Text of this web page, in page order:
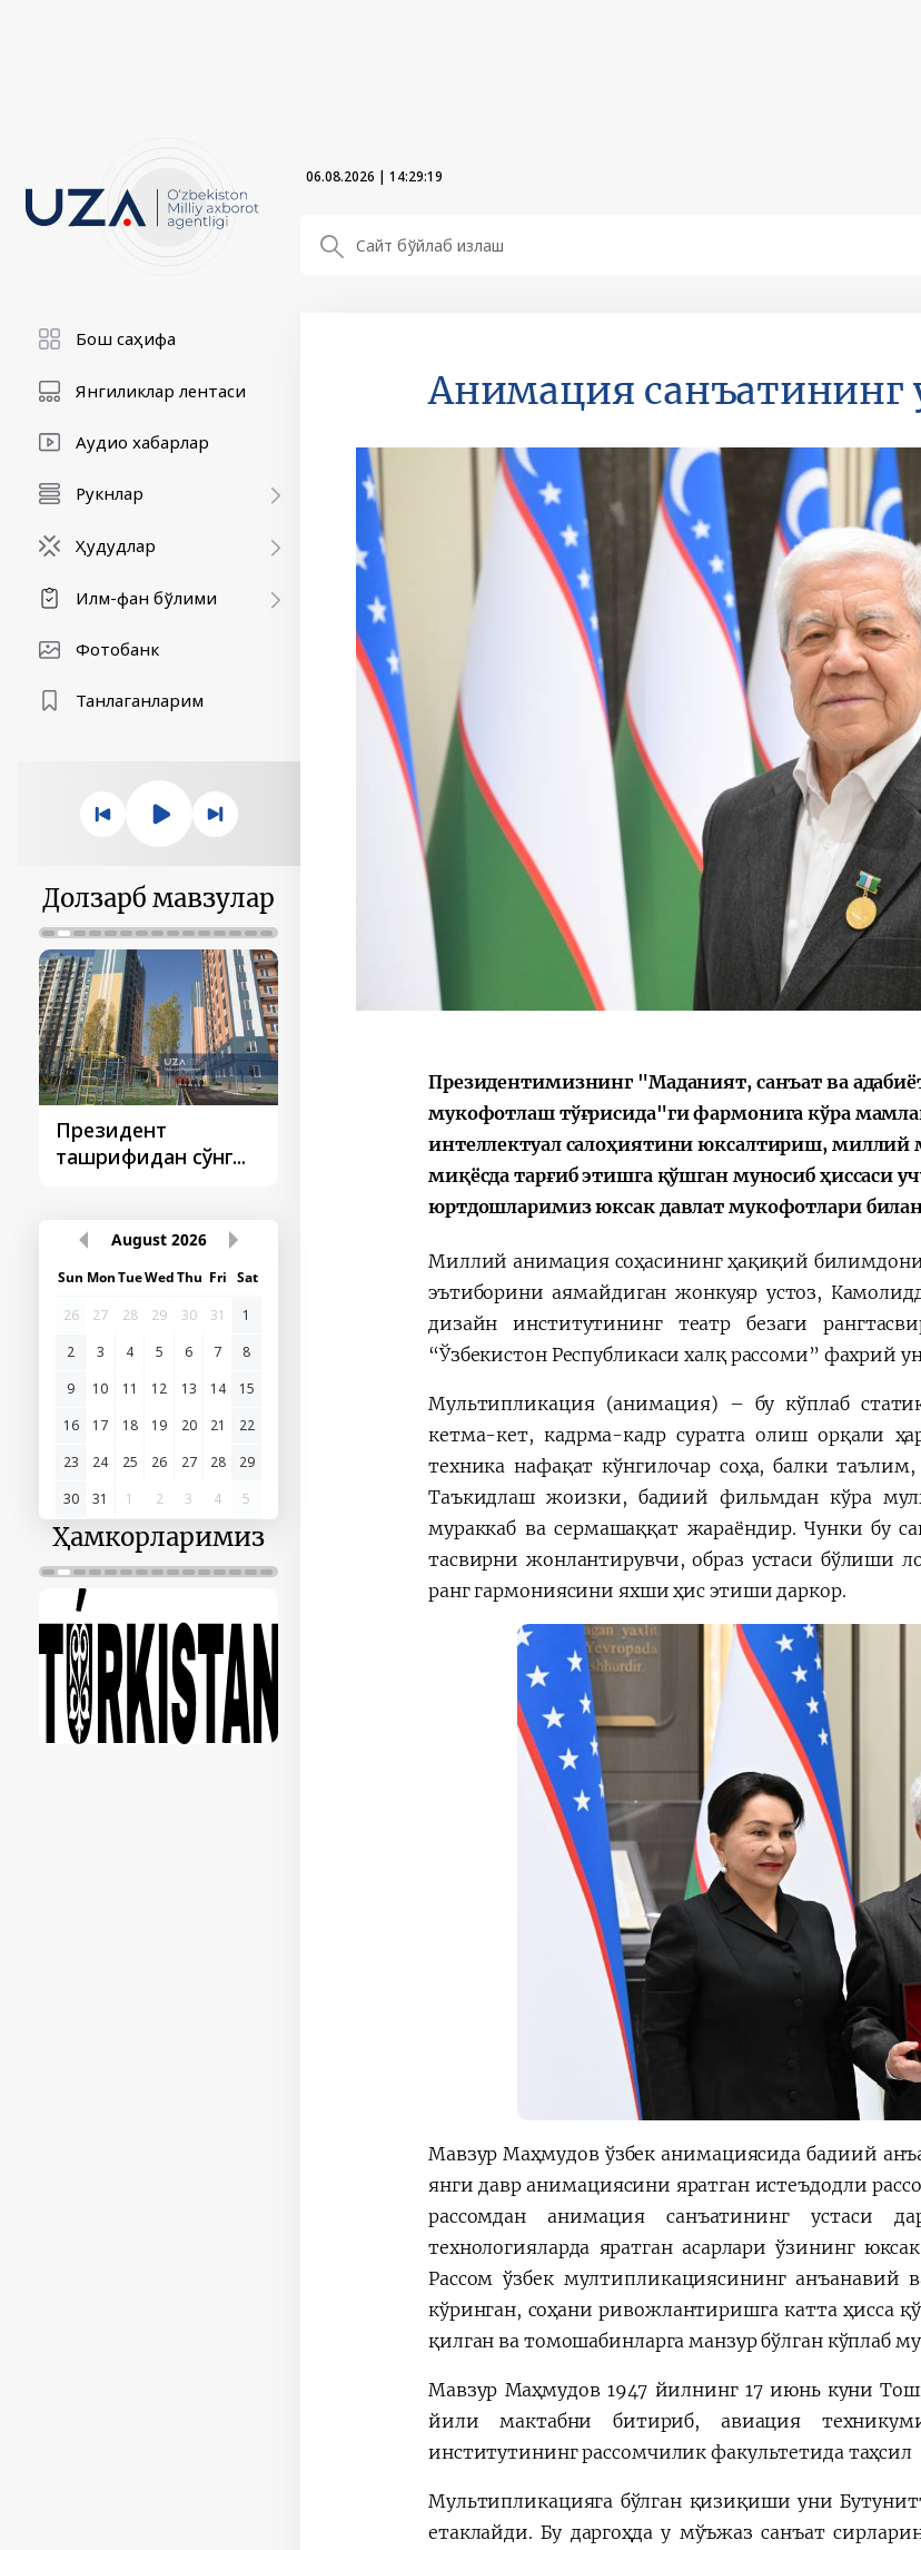
06.08.2026 | 14:29:20
Бош саҳифа
Янгиликлар лентаси
Аудио хабарлар
Рукнлар
Ҳудудлар
Илм-фан бўлими
Фотобанк
Танлаганларим
Долзарб мавзулар
Президент
ташрифидан сўнг...
ташрифлари
Қарор ва ижро
August 2026
Sun MonTueWedThu Fri Sat
26
27 28 29 30 31
1
2
3 4 5 6 7
8
9
10 11 12 13 14
15
16
17 18 19 20 21
22
23
24 25 26 27 28
29
30
31 1 2 3 4 5
Ҳамкорларимиз
Анимация санъатининг
Президентимизнинг "Маданият, санъат ва
мукофотлаш тўғрисида"ги фармонига кўра
интеллектуал салоҳиятини юксалтириш,
миқёсда тарғиб этишга қўшган муносиб ҳиссаси
юртдошларимиз юксак давлат мукофотлари
Миллий анимация соҳасининг ҳақиқий
эътиборини аямайдиган жонкуяр устоз,
дизайн институтининг театр безаги
“Ўзбекистон Республикаси халқ рассоми” фахрий
Мультипликация (анимация) – бу кўплаб
кетма-кет, кадрма-кадр суратга олиш орқали
техника нафақат кўнгилочар соҳа, балки
Таъкидлаш жоизки, бадиий фильмдан кўра
мураккаб ва сермашаққат жараёндир. Чунки бу
тасвирни жонлантирувчи, образ устаси бўлиши
ранг гармониясини яхши ҳис этиши даркор.
Мавзур Маҳмудов ўзбек анимациясида бадиий
янги давр анимациясини яратган истеъдодли
рассомдан анимация санъатининг устаси
технологияларда яратган асарлари ўзининг
Рассом ўзбек мултипликациясининг анъанавий
кўринган, соҳани ривожлантиришга катта ҳисса
қилган ва томошабинларга манзур бўлган кўплаб
Мавзур Маҳмудов 1947 йилнинг 17 июнь куни
йили мактабни битириб, авиация
институтининг рассомчилик факультетида таҳсил
Мультипликацияга бўлган қизиқиши уни
етаклайди. Бу даргоҳда у мўъжаз санъат